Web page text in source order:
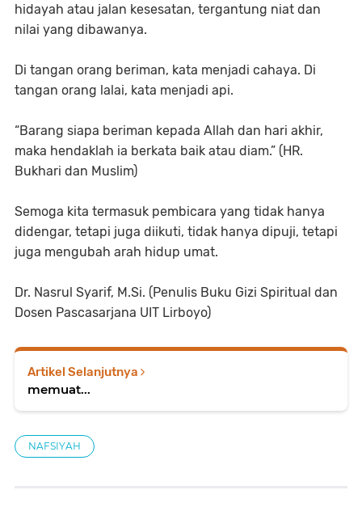
hidayah atau jalan kesesatan, tergantung niat dan
nilai yang dibawanya.
Di tangan orang beriman, kata menjadi cahaya. Di
tangan orang lalai, kata menjadi api.
“Barang siapa beriman kepada Allah dan hari akhir,
maka hendaklah ia berkata baik atau diam.” (HR.
Bukhari dan Muslim)
Semoga kita termasuk pembicara yang tidak hanya
didengar, tetapi juga diikuti, tidak hanya dipuji, tetapi
juga mengubah arah hidup umat.
Dr. Nasrul Syarif, M.Si. (Penulis Buku Gizi Spiritual dan
Dosen Pascasarjana UIT Lirboyo)
Artikel Selanjutnya
memuat...
NAFSIYAH